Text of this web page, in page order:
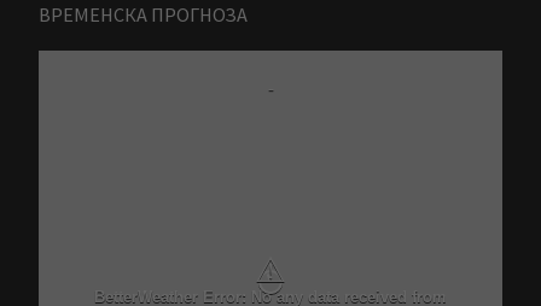
ВРЕМЕНСКА ПРОГНОЗА
-
⚠
BetterWeather Error: No any data received from